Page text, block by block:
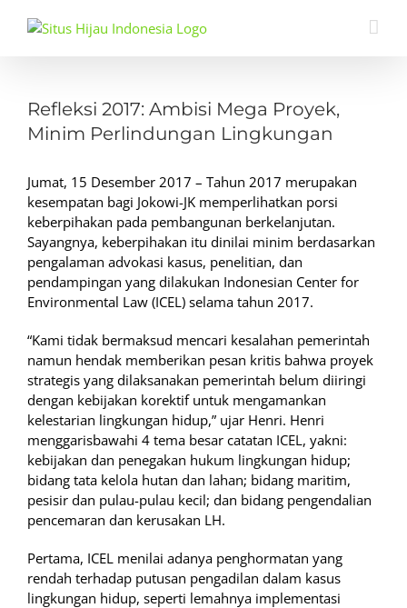
Larger
Image
Refleksi 2017: Ambisi Mega Proyek,
Minim Perlindungan Lingkungan
Jumat, 15 Desember 2017 – Tahun 2017 merupakan
kesempatan bagi Jokowi-JK memperlihatkan porsi
keberpihakan pada pembangunan berkelanjutan.
Sayangnya, keberpihakan itu dinilai minim berdasarkan
pengalaman advokasi kasus, penelitian, dan
pendampingan yang dilakukan Indonesian Center for
Environmental Law (ICEL) selama tahun 2017.
“Kami tidak bermaksud mencari kesalahan pemerintah
namun hendak memberikan pesan kritis bahwa proyek
strategis yang dilaksanakan pemerintah belum diiringi
dengan kebijakan korektif untuk mengamankan
kelestarian lingkungan hidup,” ujar Henri. Henri
menggarisbawahi 4 tema besar catatan ICEL, yakni:
kebijakan dan penegakan hukum lingkungan hidup;
bidang tata kelola hutan dan lahan; bidang maritim,
pesisir dan pulau-pulau kecil; dan bidang pengendalian
pencemaran dan kerusakan LH.
Pertama, ICEL menilai adanya penghormatan yang
rendah terhadap putusan pengadilan dalam kasus
lingkungan hidup, seperti lemahnya implementasi